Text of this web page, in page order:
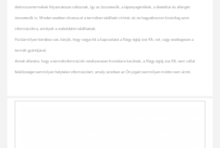
élelmiszertermékek folyamatosan változnak, így az összetevők, a tápanyagértékek, a dietetikai és allergén
összetevők is. Minden esetben olvassa el a terméken található címkét, és ne hagyatkozzon kizárólag azon
információkra, amelyek a weboldalon találhatóak.
Ha bármilyen kérdése van, kérjük, hogy vegye fel a kapcsolatot a Négy égtáj ízei Kft.-vel, vagy esetlegesen a
termék gyártójával.
Annak ellenére, hogy a termékinformációk rendszeresen frissítésre kerülnek, a Négy égtáj ízei Kft. nem vállal
felelősséget semmilyen helytelen információért, amely azonban az Ön jogait semmilyen módon nem érinti.